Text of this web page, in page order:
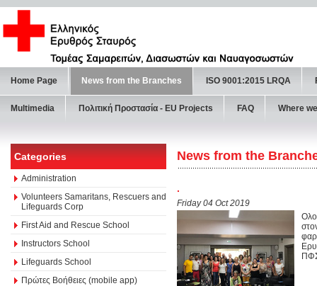
Home Page News from the Branches ISO 9001:2015 LRQA
Multimedia Πολιτική Προστασία - ΕU Projects FAQ Where
Categories
Administration
Volunteers Samaritans, Rescuers and
Lifeguards Corp
First Aid and Rescue School
Instructors School
Lifeguards School
Πρώτες Βοήθειες (mobile app)
News from the
.
Friday 04 Oct 2019